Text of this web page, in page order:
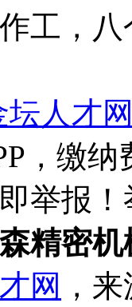
工，
坛人才
，缴
举报
精密
网 ，